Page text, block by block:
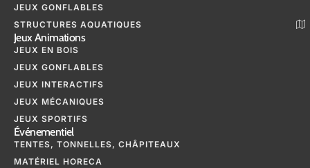
JEUX GONFLABLES
STRUCTURES AQUATIQUES
Jeux Animations
JEUX EN BOIS
JEUX GONFLABLES
JEUX INTERACTIFS
JEUX MÉCANIQUES
JEUX SPORTIFS
Événementiel
TENTES, TONNELLES, CHÂPITEAUX
MATÉRIEL HORECA